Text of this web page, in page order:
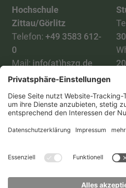
Hochschule
Zittau/Görlitz
Telefon: +49 3583 612-
0
Mail: info(at)hszg.de
Alle Studiengänge
Impressum